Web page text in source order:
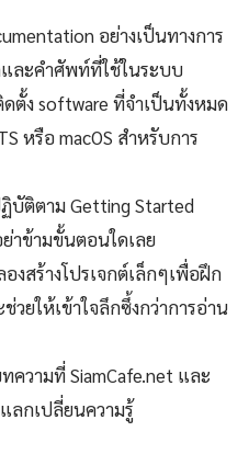
อย่างเป็นทางการ
ละคำศัพท์ที่ใช้ในระบบ
ตั้ง software ที่จำเป็นทั้งหมด
หรือ macOS สำหรับการ
บัติตาม Getting Started
าข้ามขั้นตอนใดเลย
งสร้างโปรเจกต์เล็กๆเพื่อฝึก
วยให้เข้าใจลึกซึ้งกว่าการอ่าน
ความที่ SiamCafe.net และ
ลกเปลี่ยนความรู้